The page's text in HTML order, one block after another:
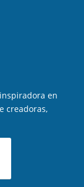
en
creadoras,